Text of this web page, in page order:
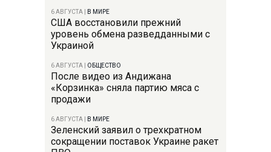
6 АВГУСТА В МИРЕ
США восстановили прежний
уровень обмена разведданными с
Украиной
6 АВГУСТА ОБЩЕСТВО
После видео из Андижана
«Корзинка» сняла партию мяса с
продажи
6 АВГУСТА В МИРЕ
Зеленский заявил о трехкратном
сокращении поставок Украине ракет